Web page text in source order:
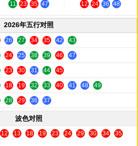
11 23 35 47 12 24 36 48
2026年五行对照
26 27 34 35 42 43
24 25 38 39 46 47
23 30 31 44 45
18 19 32 33 40 41 48 49
28 29 36 37
波色对照
12 13 18 19 23 24 29 30 34
35